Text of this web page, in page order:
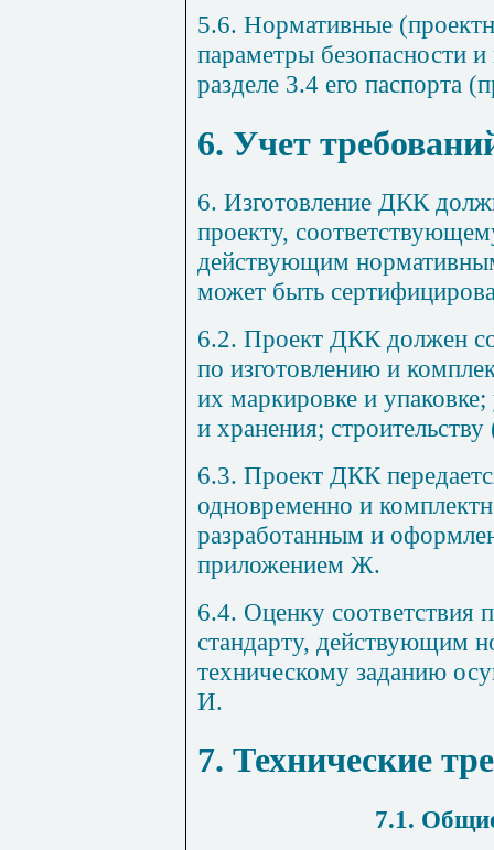
5.6. Нормативные
параметры безопасности
разделе 3.4 его паспорта (
6. Учет
6. Изготовление ДКК
проекту,
действующим
может быть
6.2. Проект ДКК должен
по изготовлению и
их маркировке и
и хранения;
6.3. Проект ДКК
одновременно и
разработанным и
приложением Ж.
6.4. Оценку
стандарту, действующим
техническому заданию
И.
7. Технические
7.1.